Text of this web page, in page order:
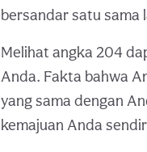
bersandar satu sama
Melihat angka 204
Anda. Fakta bahwa
yang sama dengan
kemajuan Anda